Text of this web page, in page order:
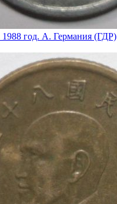
год. А. Германия (ГДР)